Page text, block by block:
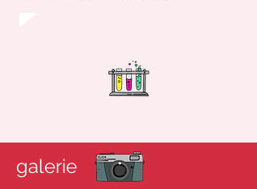
galerie